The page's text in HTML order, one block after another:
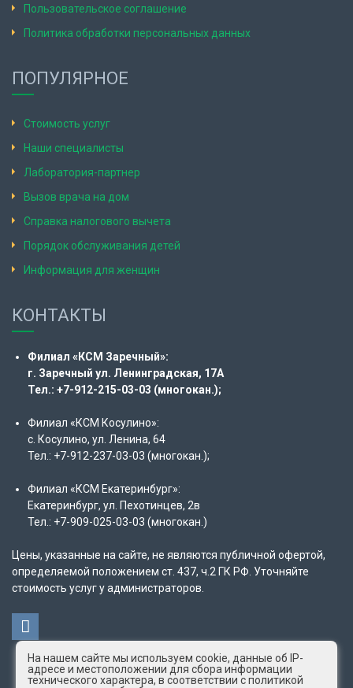
Пользовательское соглашение
Политика обработки персональных данных
ПОПУЛЯРНОЕ
Стоимость услуг
Наши специалисты
Лаборатория-партнер
Вызов врача на дом
Справка налогового вычета
Порядок обслуживания детей
Информация для женщин
КОНТАКТЫ
Филиал «КСМ Заречный»:
г. Заречный ул. Ленинградская, 17А
Тел.: +7-912-215-03-03 (многокан.);
Филиал «КСМ Косулино»:
с. Косулино, ул. Ленина, 64
Тел.: +7-912-237-03-03 (многокан.);
Филиал «КСМ Екатеринбург»:
Екатеринбург, ул. Пехотинцев, 2в
Тел.: +7-909-025-03-03 (многокан.)
Цены, указанные на сайте, не являются публичной офертой,
определяемой положением ст. 437, ч.2 ГК РФ. Уточняйте
стоимость услуг у администраторов.
На нашем сайте мы используем cookie, данные об IP-
адресе и местоположении для сбора информации
технического характера, в соответствии с политикой